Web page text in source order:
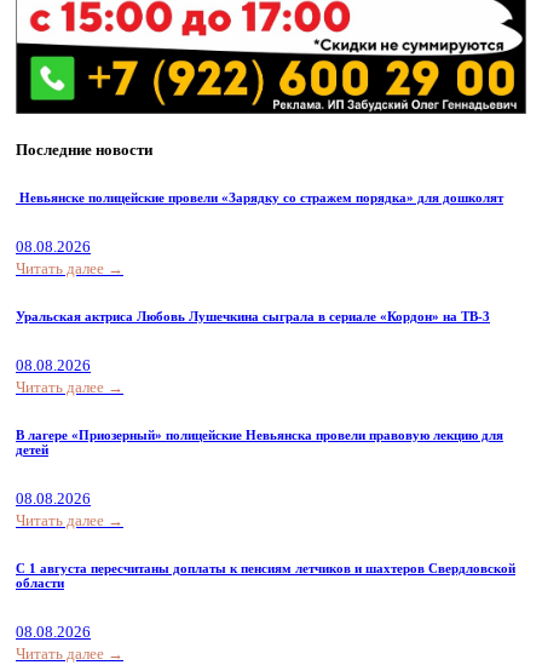
Последние новости
Невьянске полицейские провели «Зарядку со стражем порядка» для дошколят
08.08.2026
Читать далее →
Уральская актриса Любовь Лушечкина сыграла в сериале «Кордон» на ТВ-3
08.08.2026
Читать далее →
В лагере «Приозерный» полицейские Невьянска провели правовую лекцию для
детей
08.08.2026
Читать далее →
С 1 августа пересчитаны доплаты к пенсиям летчиков и шахтеров Свердловской
области
08.08.2026
Читать далее →